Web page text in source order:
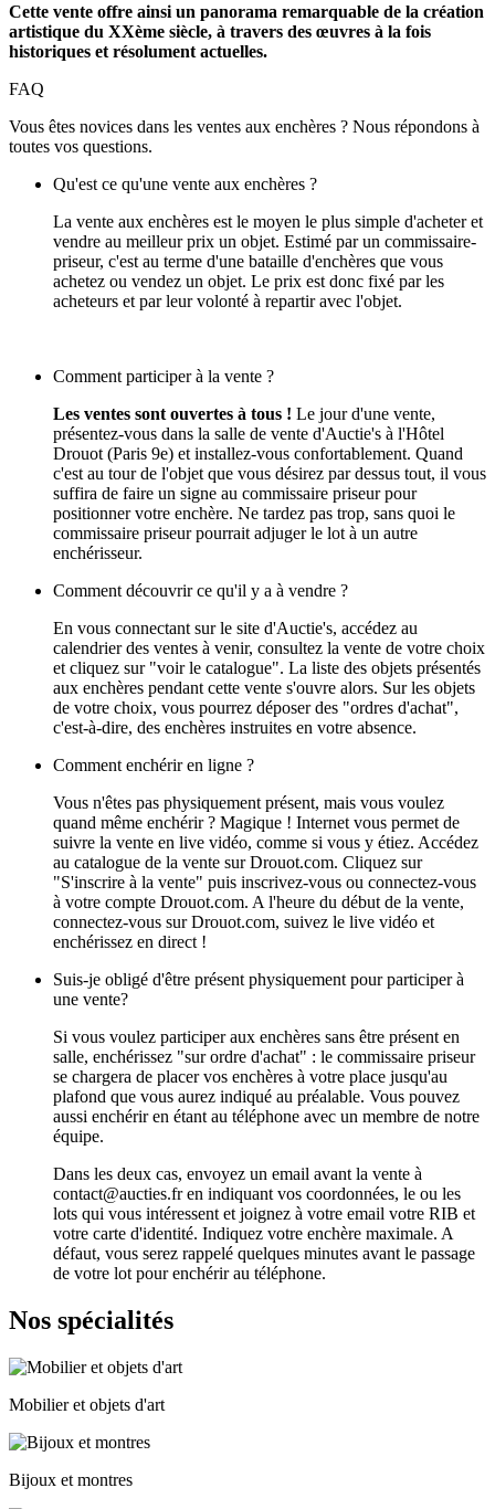
Cette vente offre ainsi un panorama remarquable de la création
artistique du XXème siècle, à travers des œuvres à la fois
historiques et résolument actuelles.
FAQ
Vous êtes novices dans les ventes aux enchères ? Nous répondons à
toutes vos questions.
Qu'est ce qu'une vente aux enchères ?
La vente aux enchères est le moyen le plus simple d'acheter et
vendre au meilleur prix un objet. Estimé par un commissaire-
priseur, c'est au terme d'une bataille d'enchères que vous
achetez ou vendez un objet. Le prix est donc fixé par les
acheteurs et par leur volonté à repartir avec l'objet.
Comment participer à la vente ?
Les ventes sont ouvertes à tous ! Le jour d'une vente,
présentez-vous dans la salle de vente d'Auctie's à l'Hôtel
Drouot (Paris 9e) et installez-vous confortablement. Quand
c'est au tour de l'objet que vous désirez par dessus tout, il vous
suffira de faire un signe au commissaire priseur pour
positionner votre enchère. Ne tardez pas trop, sans quoi le
commissaire priseur pourrait adjuger le lot à un autre
enchérisseur.
Comment découvrir ce qu'il y a à vendre ?
En vous connectant sur le site d'Auctie's, accédez au
calendrier des ventes à venir, consultez la vente de votre choix
et cliquez sur "voir le catalogue". La liste des objets présentés
aux enchères pendant cette vente s'ouvre alors. Sur les objets
de votre choix, vous pourrez déposer des "ordres d'achat",
c'est-à-dire, des enchères instruites en votre absence.
Comment enchérir en ligne ?
Vous n'êtes pas physiquement présent, mais vous voulez
quand même enchérir ? Magique ! Internet vous permet de
suivre la vente en live vidéo, comme si vous y étiez. Accédez
au catalogue de la vente sur Drouot.com. Cliquez sur
"S'inscrire à la vente" puis inscrivez-vous ou connectez-vous
à votre compte Drouot.com. A l'heure du début de la vente,
connectez-vous sur Drouot.com, suivez le live vidéo et
enchérissez en direct !
Suis-je obligé d'être présent physiquement pour participer à
une vente?
Si vous voulez participer aux enchères sans être présent en
salle, enchérissez "sur ordre d'achat" : le commissaire priseur
se chargera de placer vos enchères à votre place jusqu'au
plafond que vous aurez indiqué au préalable. Vous pouvez
aussi enchérir en étant au téléphone avec un membre de notre
équipe.
Dans les deux cas, envoyez un email avant la vente à
contact@aucties.fr en indiquant vos coordonnées, le ou les
lots qui vous intéressent et joignez à votre email votre RIB et
votre carte d'identité. Indiquez votre enchère maximale. A
défaut, vous serez rappelé quelques minutes avant le passage
de votre lot pour enchérir au téléphone.
Nos spécialités
Mobilier et objets d'art
Bijoux et montres